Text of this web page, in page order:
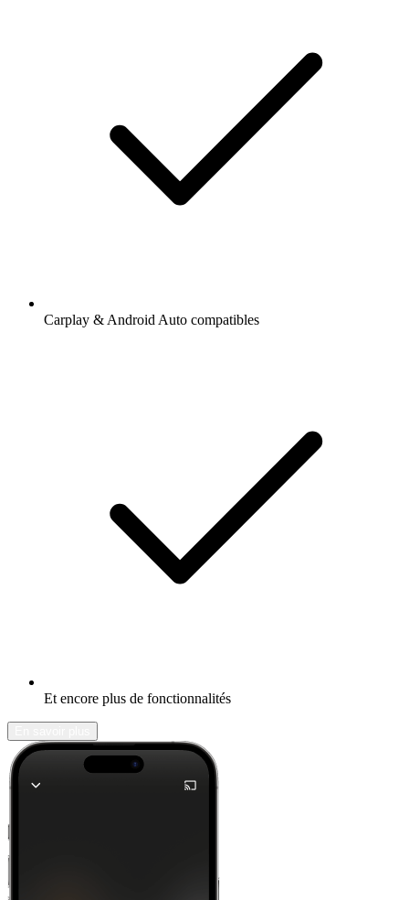
Carplay & Android Auto compatibles
Et encore plus de fonctionnalités